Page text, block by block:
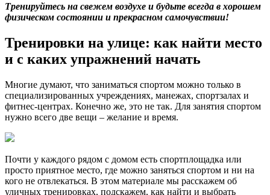
Тренируйтесь на свежем воздухе и будьте всегда в хорошем
физическом состоянии и прекрасном самочувствии!
Тренировки на улице: как найти место
и с каких упражнений начать
Многие думают, что заниматься спортом можно только в
специализированных учреждениях, манежах, спортзалах и
фитнес-центрах. Конечно же, это не так. Для занятия спортом
нужно всего две вещи – желание и время.
Почти у каждого рядом с домом есть спортплощадка или
просто приятное место, где можно заняться спортом и ни на
кого не отвлекаться. В этом материале мы расскажем об
уличных тренировках, подскажем, как найти и выбрать